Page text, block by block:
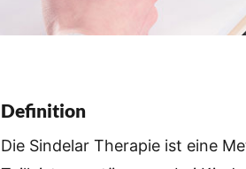
Definition
Die Sindelar Therapie ist eine